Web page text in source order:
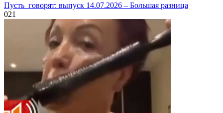
Пусть_говорят: выпуск 14.07.2026 – Большая разница
021